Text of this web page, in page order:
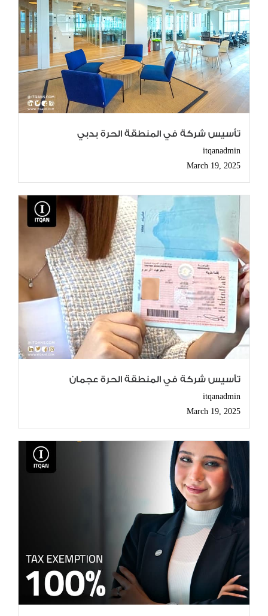
تأسيس شركة في المنطقة الحرة بدبي
itqanadmin
March 19, 2025
تأسيس شركة في المنطقة الحرة عجمان
itqanadmin
March 19, 2025